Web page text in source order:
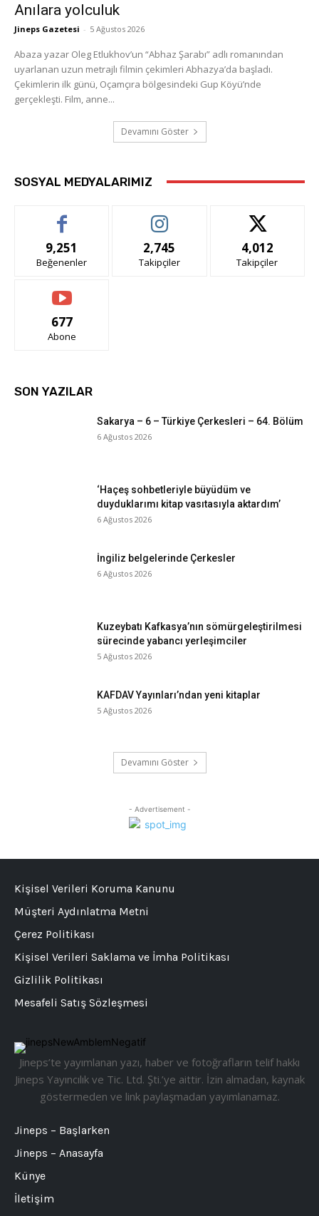
Anılara yolculuk
Jineps Gazetesi - 5 Ağustos 2026
Abaza yazar Oleg Etlukhov’un “Abhaz Şarabı” adlı romanından
uyarlanan uzun metrajlı filmin çekimleri Abhazya’da başladı.
Çekimlerin ilk günü, Oçamçıra bölgesindeki Gup Köyü’nde
gerçekleşti. Film, anne...
Devamını Göster
SOSYAL MEDYALARIMIZ
9,251
Beğenenler
2,745
Takipçiler
4,012
Takipçiler
677
Abone
SON YAZILAR
Sakarya – 6 – Türkiye Çerkesleri – 64. Bölüm
6 Ağustos 2026
‘Haçeş sohbetleriyle büyüdüm ve
duyduklarımı kitap vasıtasıyla aktardım’
6 Ağustos 2026
İngiliz belgelerinde Çerkesler
6 Ağustos 2026
Kuzeybatı Kafkasya’nın sömürgeleştirilmesi
sürecinde yabancı yerleşimciler
5 Ağustos 2026
KAFDAV Yayınları’ndan yeni kitaplar
5 Ağustos 2026
Devamını Göster
- Advertisement -
Jineps’te yayımlanan yazı, haber ve fotoğrafların telif hakkı
Jineps Yayıncılık ve Tic. Ltd. Şti.’ye aittir. İzin almadan, kaynak
göstermeden ve link paylaşmadan yayımlanamaz.
Jineps – Başlarken
Jineps – Anasayfa
Künye
İletişim
Kişisel Verileri Koruma Kanunu
Müşteri Aydınlatma Metni
Çerez Politikası
Kişisel Verileri Saklama ve İmha Politikası
Gizlilik Politikası
Mesafeli Satış Sözleşmesi